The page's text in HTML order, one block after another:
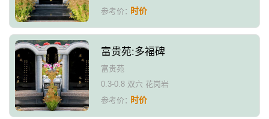
参考价：时价
富贵苑:多福碑
富贵苑
0.3-0.8 双穴 花岗岩
参考价：时价